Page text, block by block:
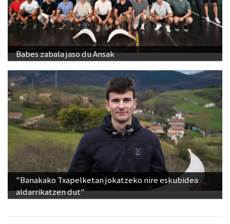
Babes zabala jaso du Ansak
"Banakako Txapelketan jokatzeko nire eskubidea
aldarrikatzen dut"